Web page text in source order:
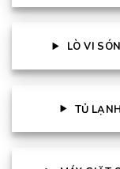
LÒ VI
TỦ LẠNH